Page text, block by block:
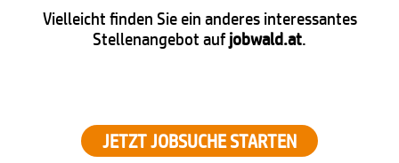
Vielleicht finden Sie ein anderes interessantes
Stellenangebot aufjobwald.at.
JETZT JOBSUCHE STARTEN